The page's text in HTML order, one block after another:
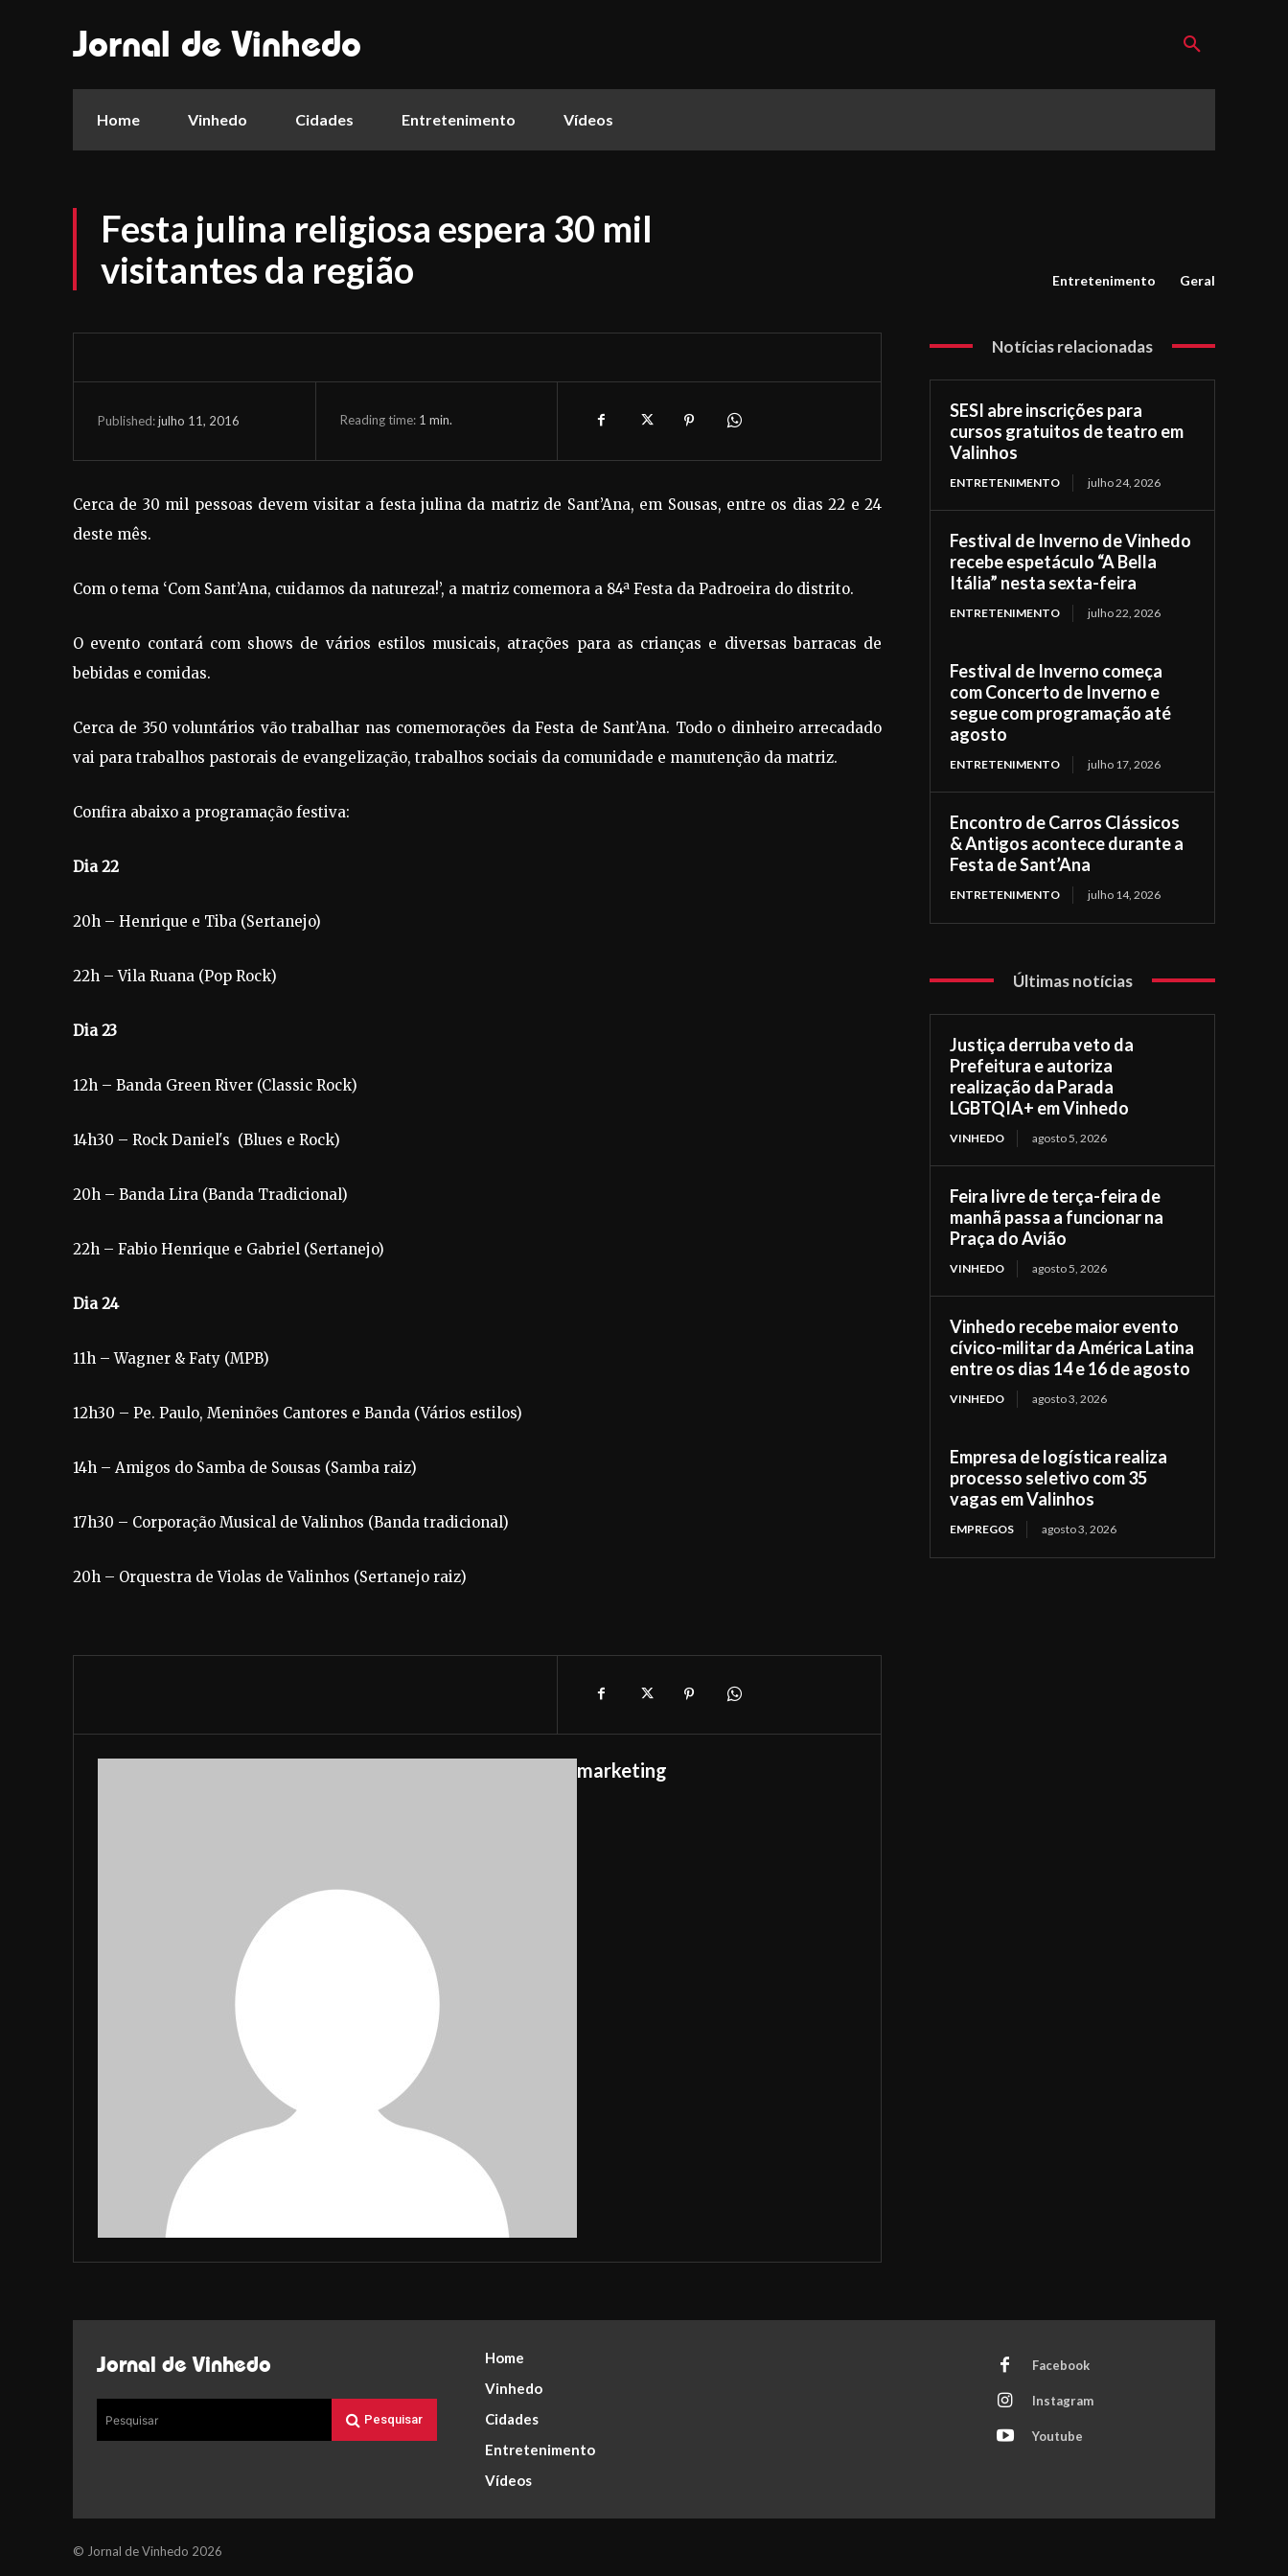
Jornal de Vinhedo
Home Vinhedo Cidades Entretenimento Vídeos
Festa julina religiosa espera 30 mil
visitantes da região
Entretenimento Geral
Published:julho 11, 2016 Reading time: 1 min.
Cerca de 30 mil pessoas devem visitar a festa julina da matriz de Sant’Ana, em Sousas, entre os dias 22 e 24
deste mês.
Com o tema ‘Com Sant’Ana, cuidamos da natureza!’, a matriz comemora a 84ª Festa da Padroeira do distrito.
O evento contará com shows de vários estilos musicais, atrações para as crianças e diversas barracas de
bebidas e comidas.
Cerca de 350 voluntários vão trabalhar nas comemorações da Festa de Sant’Ana. Todo o dinheiro arrecadado
vai para trabalhos pastorais de evangelização, trabalhos sociais da comunidade e manutenção da matriz.
Confira abaixo a programação festiva:
Dia 22
20h – Henrique e Tiba (Sertanejo)
22h – Vila Ruana (Pop Rock)
Dia 23
12h – Banda Green River (Classic Rock)
14h30 – Rock Daniel's (Blues e Rock)
20h – Banda Lira (Banda Tradicional)
22h – Fabio Henrique e Gabriel (Sertanejo)
Dia 24
11h – Wagner & Faty (MPB)
12h30 – Pe. Paulo, Meninões Cantores e Banda (Vários estilos)
14h – Amigos do Samba de Sousas (Samba raiz)
17h30 – Corporação Musical de Valinhos (Banda tradicional)
20h – Orquestra de Violas de Valinhos (Sertanejo raiz)
marketing
Notícias relacionadas
SESI abre inscrições para
cursos gratuitos de teatro em
Valinhos
ENTRETENIMENTO julho 24, 2026
Festival de Inverno de Vinhedo
recebe espetáculo “A Bella
Itália” nesta sexta-feira
ENTRETENIMENTO julho 22, 2026
Festival de Inverno começa
com Concerto de Inverno e
segue com programação até
agosto
ENTRETENIMENTO julho 17, 2026
Encontro de Carros Clássicos
& Antigos acontece durante a
Festa de Sant’Ana
ENTRETENIMENTO julho 14, 2026
Últimas notícias
Justiça derruba veto da
Prefeitura e autoriza
realização da Parada
LGBTQIA+ em Vinhedo
VINHEDO agosto 5, 2026
Feira livre de terça-feira de
manhã passa a funcionar na
Praça do Avião
VINHEDO agosto 5, 2026
Vinhedo recebe maior evento
cívico-militar da América Latina
entre os dias 14 e 16 de agosto
VINHEDO agosto 3, 2026
Empresa de logística realiza
processo seletivo com 35
vagas em Valinhos
EMPREGOS agosto 3, 2026
Jornal de Vinhedo
Pesquisar Pesquisar
Home
Vinhedo
Cidades
Entretenimento
Vídeos
Facebook
Instagram
Youtube
© Jornal de Vinhedo 2026